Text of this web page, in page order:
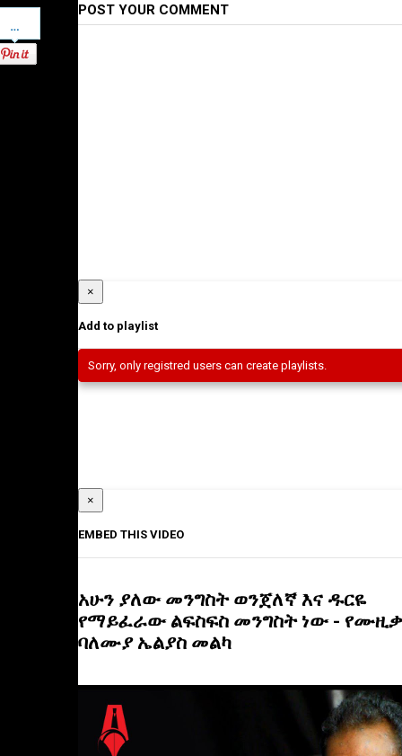
Pinterest POST YOUR COMMENT
×
Add to playlist
Sorry, only registred users can create playlists.
×
EMBED THIS VIDEO
አሁን ያለው መንግስት ወንጀለኛ እና ዱርዬ
የማይፈራው ልፍስፍስ መንግስት ነው - የሙዚቃ
ባለሙያ ኤልያስ መልካ